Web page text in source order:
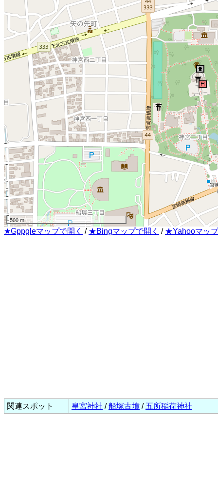
500 m
★Gppgleマップで開く / ★Bingマップで開く / ★Yahooマッ
関連スポット 皇宮神社 /船塚古墳 / 五所稲荷神社